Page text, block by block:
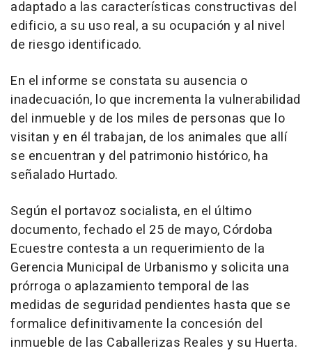
adaptado a las características constructivas del
edificio, a su uso real, a su ocupación y al nivel
de riesgo identificado.
En el informe se constata su ausencia o
inadecuación, lo que incrementa la vulnerabilidad
del inmueble y de los miles de personas que lo
visitan y en él trabajan, de los animales que allí
se encuentran y del patrimonio histórico, ha
señalado Hurtado.
Según el portavoz socialista, en el último
documento, fechado el 25 de mayo, Córdoba
Ecuestre contesta a un requerimiento de la
Gerencia Municipal de Urbanismo y solicita una
prórroga o aplazamiento temporal de las
medidas de seguridad pendientes hasta que se
formalice definitivamente la concesión del
inmueble de las Caballerizas Reales y su Huerta.